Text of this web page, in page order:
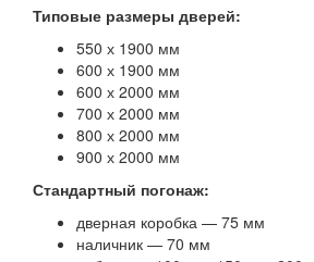
Типовые размеры дверей:
550 х 1900 мм
600 х 1900 мм
600 х 2000 мм
700 х 2000 мм
800 х 2000 мм
900 х 2000 мм
Стандартный погонаж:
дверная коробка — 75 мм
наличник — 70 мм